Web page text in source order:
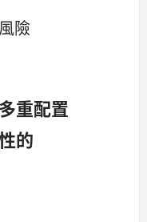
險
重配置
的